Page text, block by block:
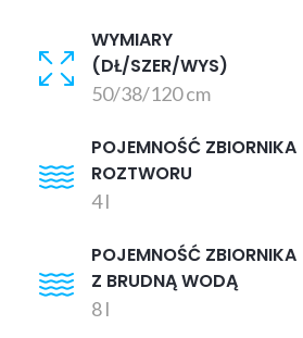
WYMIARY
(DŁ/SZER/WYS)
50/38/120 cm
POJEMNOŚĆ ZBIORNIKA
ROZTWORU
4 l
POJEMNOŚĆ ZBIORNIKA
Z BRUDNĄ WODĄ
8 l